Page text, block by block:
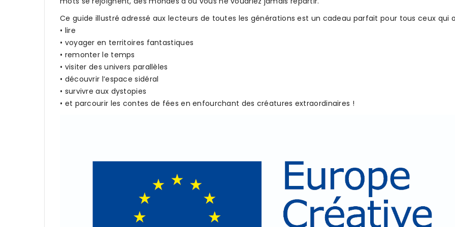
Ce guide illustré adressé aux lecteurs de toutes les générations est un cadeau parfait pour tous ceux qui
• lire
• voyager en territoires fantastiques
• remonter le temps
• visiter des univers parallèles
• découvrir l’espace sidéral
• survivre aux dystopies
• et parcourir les contes de fées en enfourchant des créatures extraordinaires !